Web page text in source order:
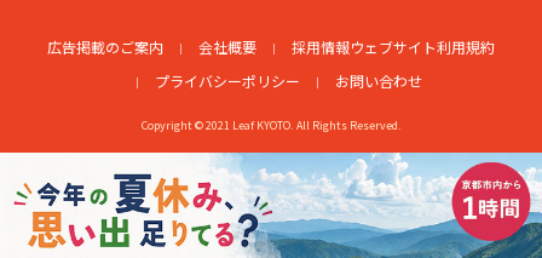
広告掲載のご案内 会社概要 採用情報ウェブサイト利用規約
プライバシーポリシー
お問い合わせ
Copyright © 2021 Leaf KYOTO. All Rights Reserved.